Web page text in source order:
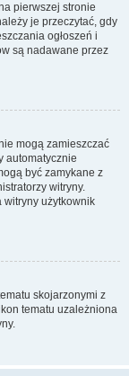
pierwszej stronie
je przeczytać, gdy
ogłoszeń i
są nadawane przez
mogą zamieszczać
automatycznie
być zamykane z
witryny.
użytkownik
skojarzonymi z
tematu uzależniona